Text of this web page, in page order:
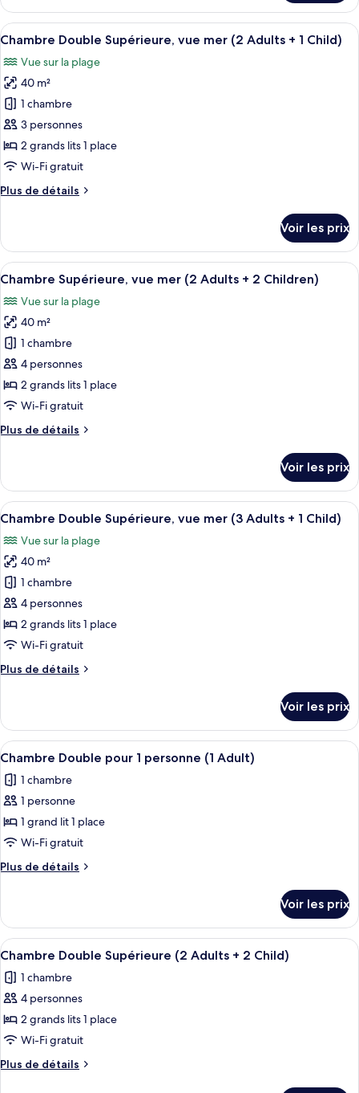
vue
mer
(2
Adults)
le
type
de
Chambre
Double
Supérieure,
vue
mer
(2
Adults)
Afficher
toutes
les
photos
pour
ce
type
de
chambre :
Chambre
vue
mer
(2
Adults
+
Child)
Une chambre d’hôtel avec un lit,
3
Chambre Double Supérieure, vue mer (2 Adults + 1 Child)
Vue sur la plage
40 m²
1 chambre
3 personnes
2 grands lits 1 place
Wi-Fi gratuit
Plus de détails
Plus
le
type
de
Chambre
Double
Supérieure,
vue
mer
(2
Adults
+
Child)
Voir les prix
Afficher
toutes
les
photos
pour
ce
type
de
chambre :
Chambre
mer
(2
Adults
+
2
Children)
Une chambre d’hôtel avec un lit,
3
Chambre Supérieure, vue mer (2 Adults + 2 Children)
Vue sur la plage
40 m²
1 chambre
4 personnes
2 grands lits 1 place
Wi-Fi gratuit
Plus de détails
Plus
le
type
de
Chambre
Supérieure,
vue
mer
(2
Adults
+
2
Voir les prix
Afficher
toutes
les
photos
pour
ce
type
de
chambre :
Chambre
vue
mer
(3
Adults
+
1
Child)
Une chambre d’hôtel avec un lit,
3
Chambre Double Supérieure, vue mer (3 Adults + 1 Child)
Vue sur la plage
40 m²
1 chambre
4 personnes
2 grands lits 1 place
Wi-Fi gratuit
Plus de détails
Plus
le
type
de
Chambre
Double
vue
mer
Adults
Voir les prix
Afficher
toutes
les
photos
pour
ce
type
de
Chambre
Double
pour
personne
(1
Adult)
Une chambre d’hôtel avec deux lits,
4
Chambre Double pour 1 personne (1 Adult)
1 chambre
1 personne
1 grand lit 1 place
Wi-Fi gratuit
Plus de détails
Plus
le
type
de
Chambre
Double
personne
Adult)
Voir les prix
Afficher
toutes
les
photos
pour
ce
type
de
Une chambre d’hôtel avec un lit,
3
Chambre Double Supérieure (2 Adults + 2 Child)
1 chambre
4 personnes
2 grands lits 1 place
Wi-Fi gratuit
Plus de détails
Plus